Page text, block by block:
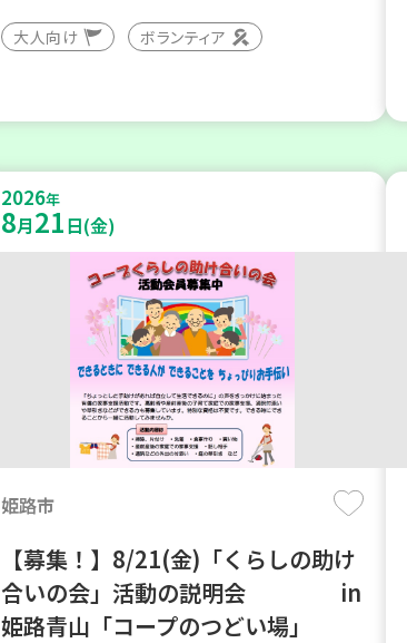
大人向け ボランティア
2026年
8月21日(金)
姫路市
【募集！】8/21(金)「くらしの助け
合いの会」活動の説明会 in
姫路青山「コープのつどい場」